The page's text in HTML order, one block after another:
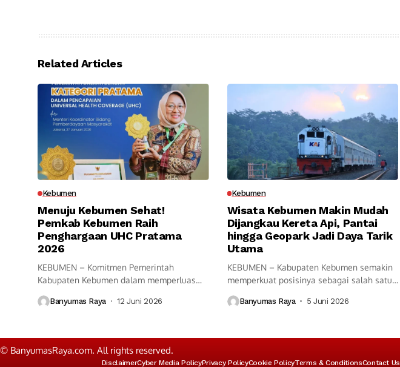
Related Articles
Kebumen
Menuju Kebumen Sehat!
Pemkab Kebumen Raih
Penghargaan UHC Pratama
2026
KEBUMEN – Komitmen Pemerintah
Kabupaten Kebumen dalam memperluas
Banyumas Raya 12 Juni 2026
Kebumen
Wisata Kebumen Makin Mudah
Dijangkau Kereta Api, Pantai
hingga Geopark Jadi Daya Tarik
Utama
KEBUMEN – Kabupaten Kebumen semakin
memperkuat posisinya sebagai salah satu
Banyumas Raya 5 Juni 2026
© BanyumasRaya.com. All rights reserved.
DisclaimerCyber Media PolicyPrivacy PolicyCookie PolicyTerms & ConditionsContact Us